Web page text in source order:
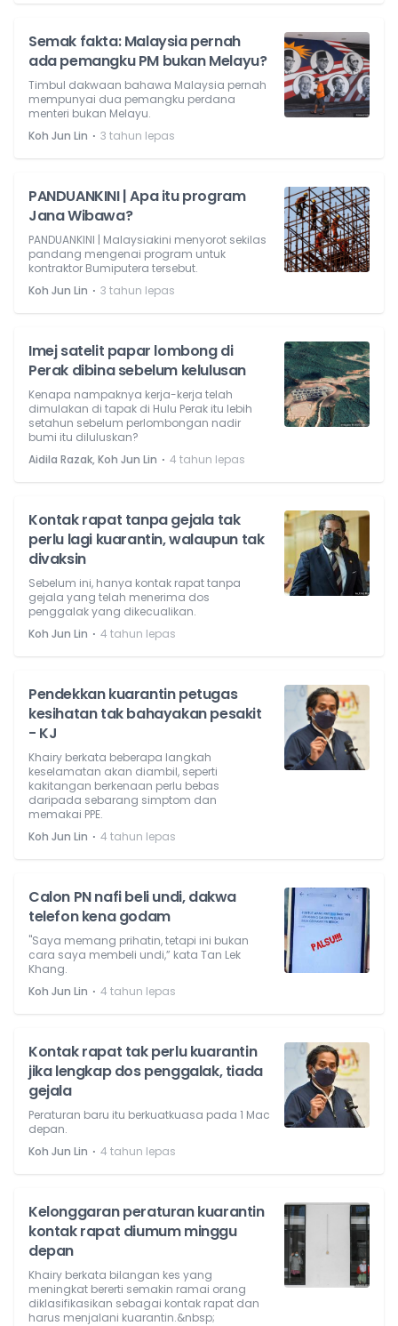
Semak fakta: Malaysia pernah
ada pemangku PM bukan Melayu?
Timbul dakwaan bahawa Malaysia pernah
mempunyai dua pemangku perdana
menteri bukan Melayu.
Koh Jun Lin ⋅ 3 tahun lepas
PANDUANKINI | Apa itu program
Jana Wibawa?
PANDUANKINI | Malaysiakini menyorot sekilas
pandang mengenai program untuk
kontraktor Bumiputera tersebut.
Koh Jun Lin ⋅ 3 tahun lepas
Imej satelit papar lombong di
Perak dibina sebelum kelulusan
Kenapa nampaknya kerja-kerja telah
dimulakan di tapak di Hulu Perak itu lebih
setahun sebelum perlombongan nadir
bumi itu diluluskan?
Aidila Razak, Koh Jun Lin ⋅ 4 tahun lepas
Kontak rapat tanpa gejala tak
perlu lagi kuarantin, walaupun tak
divaksin
Sebelum ini, hanya kontak rapat tanpa
gejala yang telah menerima dos
penggalak yang dikecualikan.
Koh Jun Lin ⋅ 4 tahun lepas
Pendekkan kuarantin petugas
kesihatan tak bahayakan pesakit
- KJ
Khairy berkata beberapa langkah
keselamatan akan diambil, seperti
kakitangan berkenaan perlu bebas
daripada sebarang simptom dan
memakai PPE.
Koh Jun Lin ⋅ 4 tahun lepas
Calon PN nafi beli undi, dakwa
telefon kena godam
"Saya memang prihatin, tetapi ini bukan
cara saya membeli undi,” kata Tan Lek
Khang.
Koh Jun Lin ⋅ 4 tahun lepas
Kontak rapat tak perlu kuarantin
jika lengkap dos penggalak, tiada
gejala
Peraturan baru itu berkuatkuasa pada 1 Mac
depan.
Koh Jun Lin ⋅ 4 tahun lepas
Kelonggaran peraturan kuarantin
kontak rapat diumum minggu
depan
Khairy berkata bilangan kes yang
meningkat bererti semakin ramai orang
diklasifikasikan sebagai kontak rapat dan
harus menjalani kuarantin.&nbsp;